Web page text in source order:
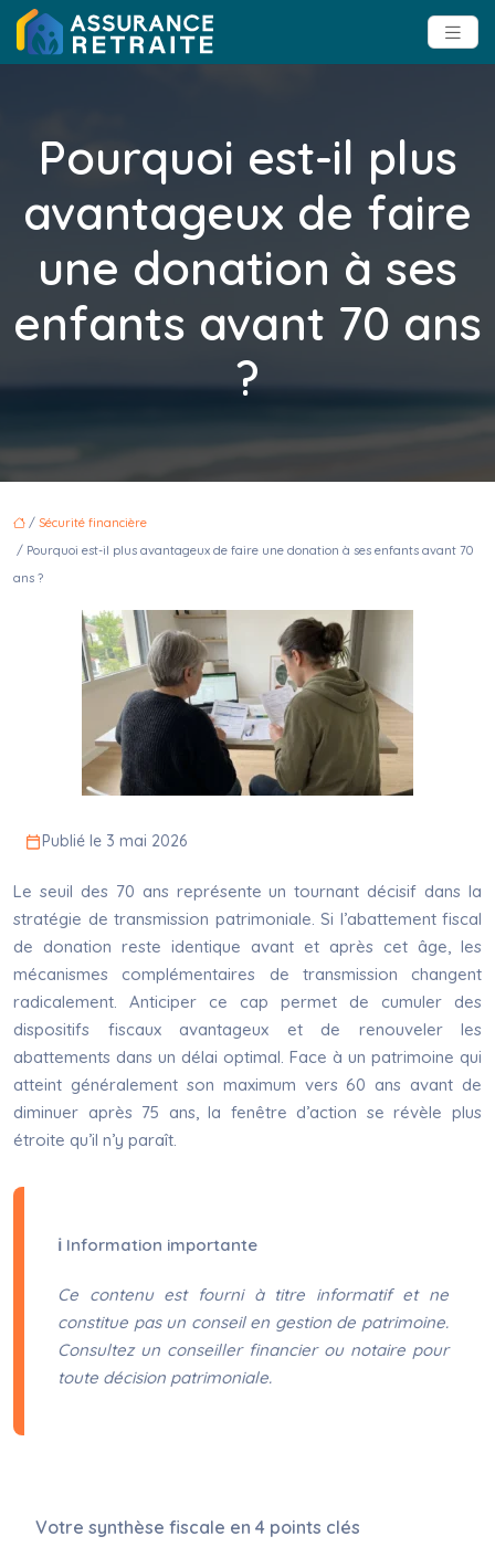
Pourquoi est-il plus
avantageux de faire
une donation à ses
enfants avant 70 ans
?
/ Sécurité financière
/ Pourquoi est-il plus avantageux de faire une donation à ses enfants avant 70
ans ?
Publié le 3 mai 2026
Le seuil des 70 ans représente un tournant décisif dans la
stratégie de transmission patrimoniale. Si l’abattement fiscal
de donation reste identique avant et après cet âge, les
mécanismes complémentaires de transmission changent
radicalement. Anticiper ce cap permet de cumuler des
dispositifs fiscaux avantageux et de renouveler les
abattements dans un délai optimal. Face à un patrimoine qui
atteint généralement son maximum vers 60 ans avant de
diminuer après 75 ans, la fenêtre d’action se révèle plus
étroite qu’il n’y paraît.
ℹ Information importante
Ce contenu est fourni à titre informatif et ne
constitue pas un conseil en gestion de patrimoine.
Consultez un conseiller financier ou notaire pour
toute décision patrimoniale.
Votre synthèse fiscale en 4 points clés